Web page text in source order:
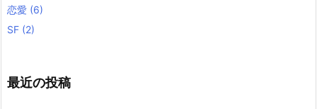
恋愛 (6)
SF (2)
最近の投稿